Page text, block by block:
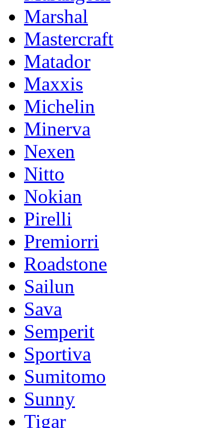
Marshal
Mastercraft
Matador
Maxxis
Michelin
Minerva
Nexen
Nitto
Nokian
Pirelli
Premiorri
Roadstone
Sailun
Sava
Semperit
Sportiva
Sumitomo
Sunny
Tigar